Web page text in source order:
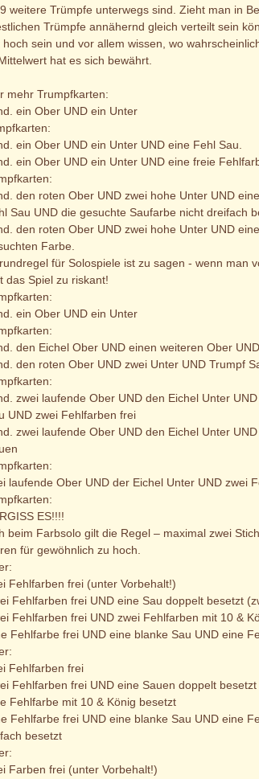
weitere Trümpfe unterwegs sind. Zieht man in
Trümpfe annähernd gleich verteilt sein
sein und vor allem wissen, wo
hat es sich bewährt.
mehr Trumpfkarten:
ein Ober UND ein Unter
ein Ober UND ein Unter UND eine Fehl Sau.
ein Ober UND ein Unter UND eine freie
den roten Ober UND zwei hohe Unter UND
Sau UND die gesuchte Saufarbe nicht dreifach
den roten Ober UND zwei hohe Unter UND
Farbe.
für Solospiele ist zu sagen - wenn man
das Spiel zu riskant!
ein Ober UND ein Unter
den Eichel Ober UND einen weiteren Ober
den roten Ober UND zwei Unter UND Trumpf
zwei laufende Ober UND den Eichel Unter
UND zwei Fehlfarben frei
zwei laufende Ober UND den Eichel Unter
laufende Ober UND der Eichel Unter UND zwei
ES!!!!
beim Farbsolo gilt die Regel – maximal zwei
für gewöhnlich zu hoch.
Fehlfarben frei (unter Vorbehalt!)
Fehlfarben frei UND eine Sau doppelt besetzt
Fehlfarben frei UND zwei Fehlfarben mit 10 &
Fehlfarbe frei UND eine blanke Sau UND eine
Fehlfarben frei
Fehlfarben frei UND eine Sauen doppelt
Fehlfarbe mit 10 & König besetzt
Fehlfarbe frei UND eine blanke Sau UND eine
besetzt
Farben frei (unter Vorbehalt!)